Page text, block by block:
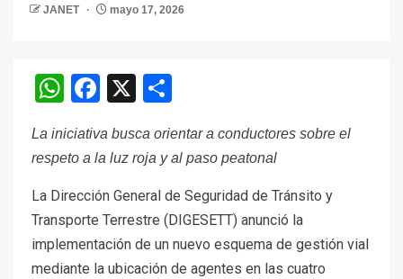
JANET mayo 17, 2026
WhatsApp
Facebook
X
La iniciativa busca orientar a conductores sobre el
respeto a la luz roja y al paso peatonal
La Dirección General de Seguridad de Tránsito y
Transporte Terrestre (DIGESETT) anunció la
implementación de un nuevo esquema de gestión vial
mediante la ubicación de agentes en las cuatro